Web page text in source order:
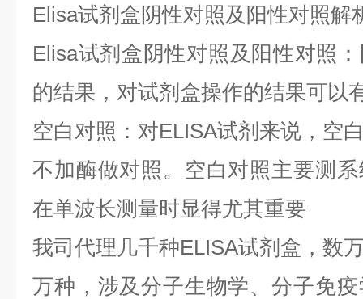
Elisa试剂盒阴性对照及阳性对照解
Elisa试剂盒阴性对照及阳性对照
的结果，对试剂盒操作的结果可以
空白对照：对ELISA试剂来说，空
不加酶做对照。空白对照主要测
在单波长测量时显得尤其重要
我司代理几千种ELISA试剂盒，数
万种，涉及分子生物学、分子免